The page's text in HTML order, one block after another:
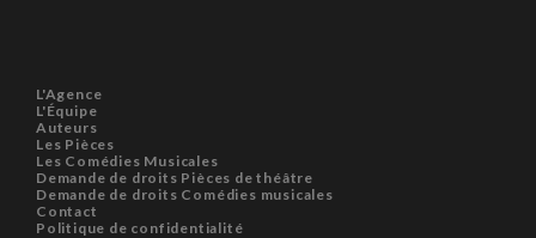
L'Agence
L'Équipe
Auteurs
Les Pièces
Les Comédies Musicales
Demande de droits Pièces de théâtre
Demande de droits Comédies musicales
Contact
Politique de confidentialité